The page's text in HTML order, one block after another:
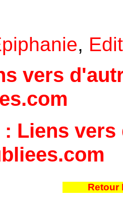
,
vers
Liens
Retour